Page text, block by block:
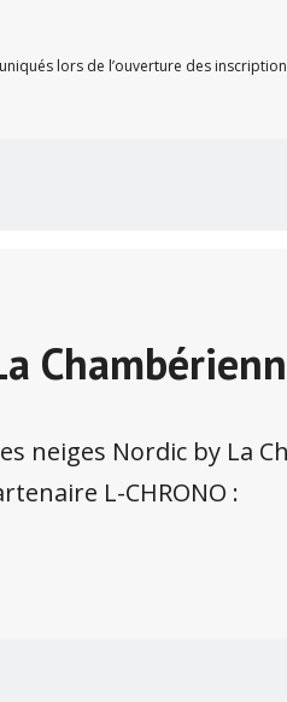
lors de l’ouverture des
neiges Nordic by La
L-CHRONO :